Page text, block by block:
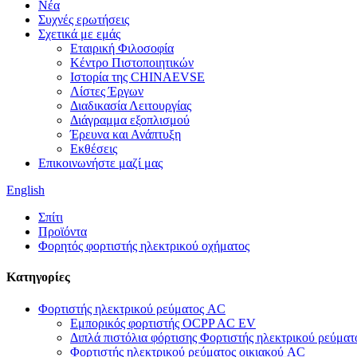
Νέα
Συχνές ερωτήσεις
Σχετικά με εμάς
Εταιρική Φιλοσοφία
Κέντρο Πιστοποιητικών
Ιστορία της CHINAEVSE
Λίστες Έργων
Διαδικασία Λειτουργίας
Διάγραμμα εξοπλισμού
Έρευνα και Ανάπτυξη
Εκθέσεις
Επικοινωνήστε μαζί μας
English
Σπίτι
Προϊόντα
Φορητός φορτιστής ηλεκτρικού οχήματος
Κατηγορίες
Φορτιστής ηλεκτρικού ρεύματος AC
Εμπορικός φορτιστής OCPP AC EV
Διπλά πιστόλια φόρτισης Φορτιστής ηλεκτρικού
Φορτιστής ηλεκτρικού ρεύματος οικιακού AC